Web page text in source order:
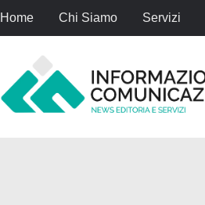
Home Chi Siamo Servizi